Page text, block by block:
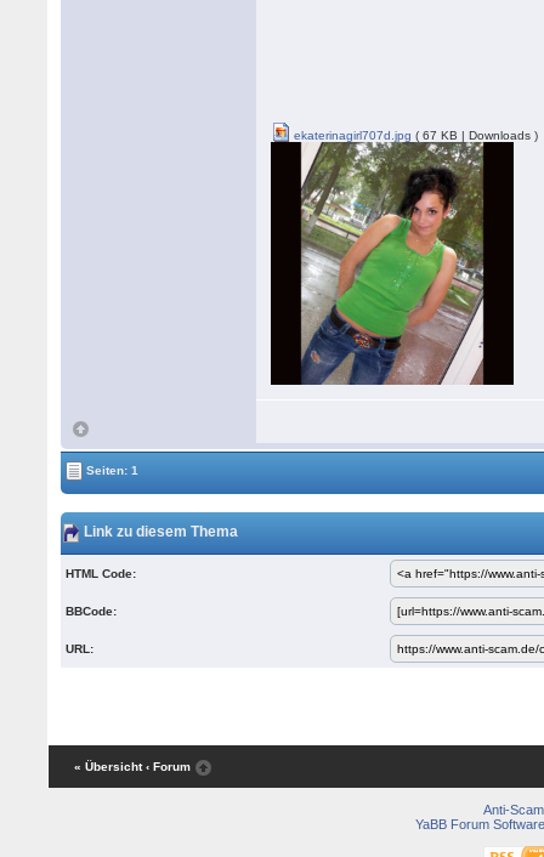
ekaterinagirl707d.jpg ( 67 KB | Downloads )
Seiten: 1
Link zu diesem Thema
HTML Code:
BBCode:
URL:
« Übersicht ‹ Forum
Anti-Scam
YaBB Forum Software